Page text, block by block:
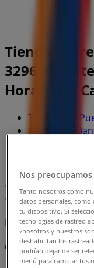
Tienda
3296,
Horarios y
Tiendeo en
Ofertas de
Mapa
Mapa
Estamos a punto
Publicidad
Nos
Tanto nosotros como
datos personales,
tu dispositivo. Si
tecnologías de rastreo
«nosotros y nuestros
deshabilitan los
podrían dejar de ser
menú para cambiar tus